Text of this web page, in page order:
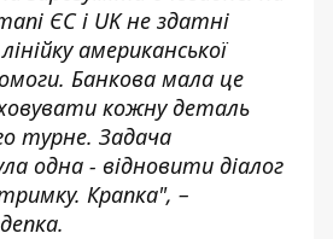
ЄС і UK не здатні
американської
Банкова мала це
кожну деталь
турне. Задача
одна - відновити діалог
Крапка", –